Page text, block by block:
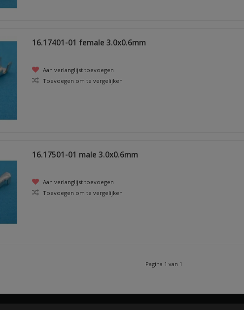
16.17401-01 female 3.0x0.6mm
Aan verlanglijst toevoegen
Toevoegen om te vergelijken
16.17501-01 male 3.0x0.6mm
Aan verlanglijst toevoegen
Toevoegen om te vergelijken
Pagina 1 van 1